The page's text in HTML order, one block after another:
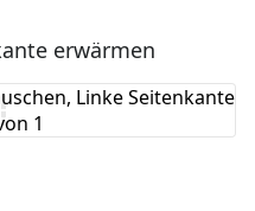
hinzufügen
erwärmen